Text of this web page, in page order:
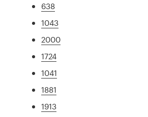
638
1043
2000
1724
1041
1881
1913